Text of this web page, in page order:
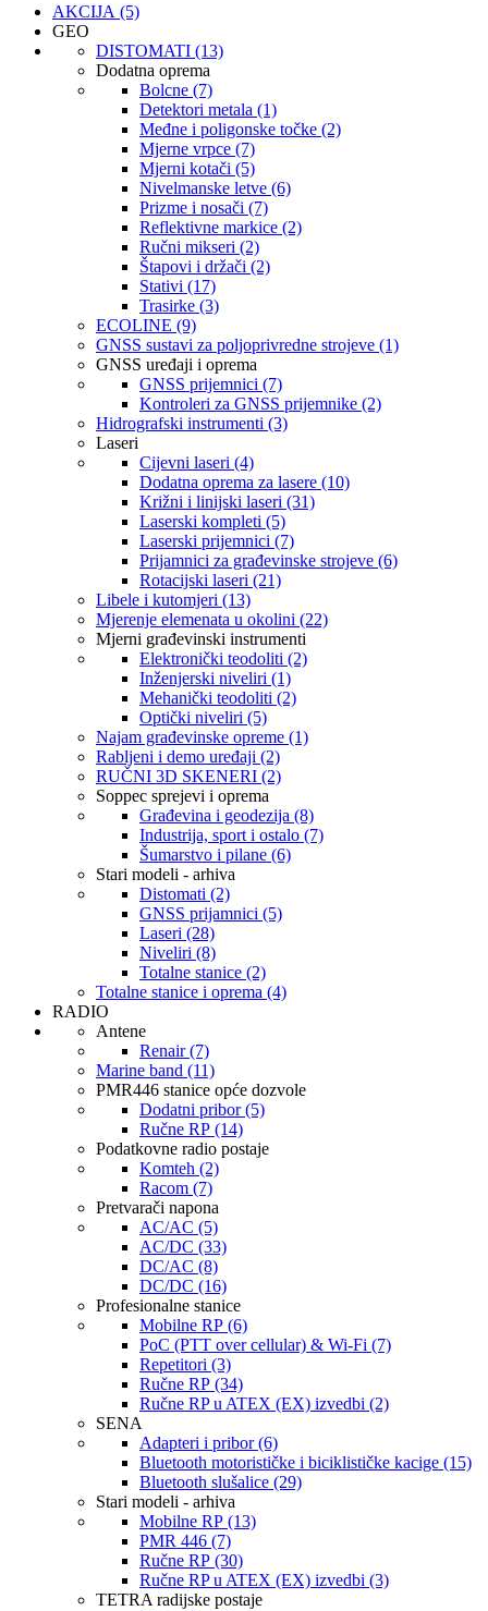
AKCIJA (5)
GEO
DISTOMATI (13)
Dodatna oprema
Bolcne (7)
Detektori metala (1)
Međne i poligonske točke (2)
Mjerne vrpce (7)
Mjerni kotači (5)
Nivelmanske letve (6)
Prizme i nosači (7)
Reflektivne markice (2)
Ručni mikseri (2)
Štapovi i držači (2)
Stativi (17)
Trasirke (3)
ECOLINE (9)
GNSS sustavi za poljoprivredne strojeve (1)
GNSS uređaji i oprema
GNSS prijemnici (7)
Kontroleri za GNSS prijemnike (2)
Hidrografski instrumenti (3)
Laseri
Cijevni laseri (4)
Dodatna oprema za lasere (10)
Križni i linijski laseri (31)
Laserski kompleti (5)
Laserski prijemnici (7)
Prijamnici za građevinske strojeve (6)
Rotacijski laseri (21)
Libele i kutomjeri (13)
Mjerenje elemenata u okolini (22)
Mjerni građevinski instrumenti
Elektronički teodoliti (2)
Inženjerski niveliri (1)
Mehanički teodoliti (2)
Optički niveliri (5)
Najam građevinske opreme (1)
Rabljeni i demo uređaji (2)
RUČNI 3D SKENERI (2)
Soppec sprejevi i oprema
Građevina i geodezija (8)
Industrija, sport i ostalo (7)
Šumarstvo i pilane (6)
Stari modeli - arhiva
Distomati (2)
GNSS prijamnici (5)
Laseri (28)
Niveliri (8)
Totalne stanice (2)
Totalne stanice i oprema (4)
RADIO
Antene
Renair (7)
Marine band (11)
PMR446 stanice opće dozvole
Dodatni pribor (5)
Ručne RP (14)
Podatkovne radio postaje
Komteh (2)
Racom (7)
Pretvarači napona
AC/AC (5)
AC/DC (33)
DC/AC (8)
DC/DC (16)
Profesionalne stanice
Mobilne RP (6)
PoC (PTT over cellular) & Wi-Fi (7)
Repetitori (3)
Ručne RP (34)
Ručne RP u ATEX (EX) izvedbi (2)
SENA
Adapteri i pribor (6)
Bluetooth motorističke i biciklističke kacige (15)
Bluetooth slušalice (29)
Stari modeli - arhiva
Mobilne RP (13)
PMR 446 (7)
Ručne RP (30)
Ručne RP u ATEX (EX) izvedbi (3)
TETRA radijske postaje